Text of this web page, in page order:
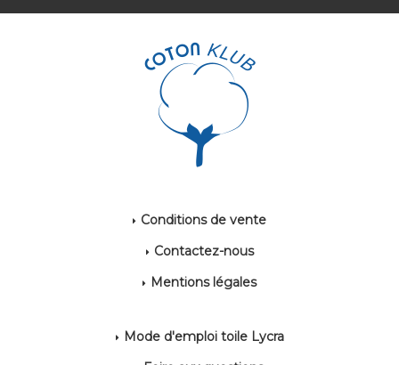
Conditions de vente
Contactez-nous
Mentions légales
Mode d'emploi toile Lycra